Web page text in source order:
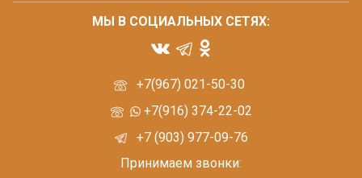
+7(967) 021-50-30
+7(916) 374-22-02
+7 (903) 977-09-76
Принимаем звонки:
МЫ В СОЦИАЛЬНЫХ СЕТЯХ: